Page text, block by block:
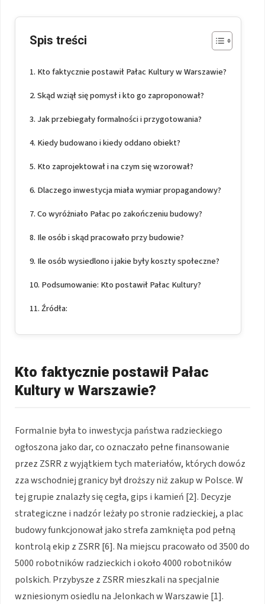
Spis treści
Kto faktycznie postawił Pałac Kultury w Warszawie?
Skąd wziął się pomysł i kto go zaproponował?
Jak przebiegały formalności i przygotowania?
Kiedy budowano i kiedy oddano obiekt?
Kto zaprojektował i na czym się wzorował?
Dlaczego inwestycja miała wymiar propagandowy?
Co wyróżniało Pałac po zakończeniu budowy?
Ile osób i skąd pracowało przy budowie?
Ile osób wysiedlono i jakie były koszty społeczne?
Podsumowanie: Kto postawił Pałac Kultury?
Źródła:
Kto faktycznie postawił Pałac
Kultury w Warszawie?
Formalnie była to inwestycja państwa radzieckiego
ogłoszona jako dar, co oznaczało pełne finansowanie
przez ZSRR z wyjątkiem tych materiałów, których dowóz
zza wschodniej granicy był droższy niż zakup w Polsce. W
tej grupie znalazły się cegła, gips i kamień [2]. Decyzje
strategiczne i nadzór leżały po stronie radzieckiej, a plac
budowy funkcjonował jako strefa zamknięta pod pełną
kontrolą ekip z ZSRR [6]. Na miejscu pracowało od 3500 do
5000 robotników radzieckich i około 4000 robotników
polskich. Przybysze z ZSRR mieszkali na specjalnie
wzniesionym osiedlu na Jelonkach w Warszawie [1].